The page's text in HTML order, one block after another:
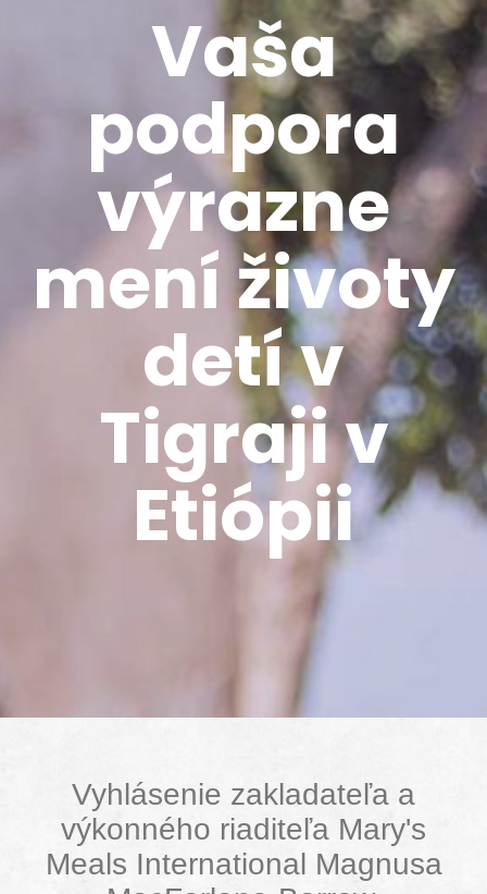
Vaša
podpora
výrazne
mení životy
detí v
Tigraji v
Etiópii
Vyhlásenie zakladateľa a
výkonného riaditeľa Mary's
Meals International Magnusa